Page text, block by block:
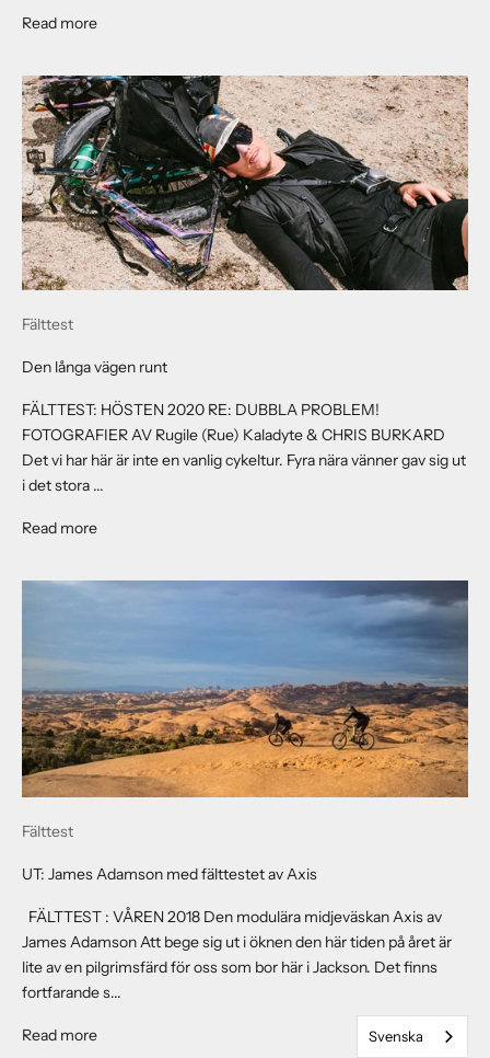
Read moreAbout MW x ASP
Fälttest
Den långa vägen runt
FÄLTTEST: HÖSTEN 2020 RE: DUBBLA PROBLEM!
FOTOGRAFIER AV Rugile (Rue) Kaladyte & CHRIS BURKARD
Det vi har här är inte en vanlig cykeltur. Fyra nära vänner gav sig ut
i det stora ...
Read moreAbout The Long Way Around
Fälttest
UT: James Adamson med fälttestet av Axis
FÄLTTEST : VÅREN 2018 Den modulära midjeväskan Axis av
James Adamson Att bege sig ut i öknen den här tiden på året är
lite av en pilgrimsfärd för oss som bor här i Jackson. Det finns
fortfarande s...
Read moreAbout UT: James Adamson with the Axis Field Test
Svenska